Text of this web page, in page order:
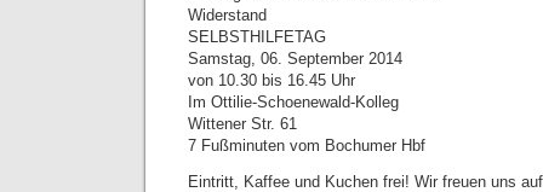
Widerstand
SELBSTHILFETAG
Samstag, 06. September 2014
von 10.30 bis 16.45 Uhr
Im Ottilie-Schoenewald-Kolleg
Wittener Str. 61
7 Fußminuten vom Bochumer Hbf
Eintritt, Kaffee und Kuchen frei! Wir freuen uns